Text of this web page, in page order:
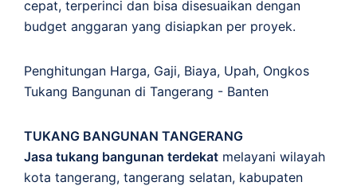
cepat, terperinci dan bisa disesuaikan dengan
budget anggaran yang disiapkan per proyek.
Penghitungan Harga, Gaji, Biaya, Upah, Ongkos
Tukang Bangunan di Tangerang - Banten
TUKANG BANGUNAN TANGERANG
Jasa tukang bangunan terdekat melayani wilayah
kota tangerang, tangerang selatan, kabupaten